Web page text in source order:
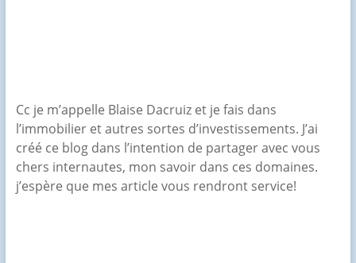
Cc je m’appelle Blaise Dacruiz et je fais dans
l’immobilier et autres sortes d’investissements. J’ai
créé ce blog dans l’intention de partager avec vous
chers internautes, mon savoir dans ces domaines.
j’espère que mes article vous rendront service!